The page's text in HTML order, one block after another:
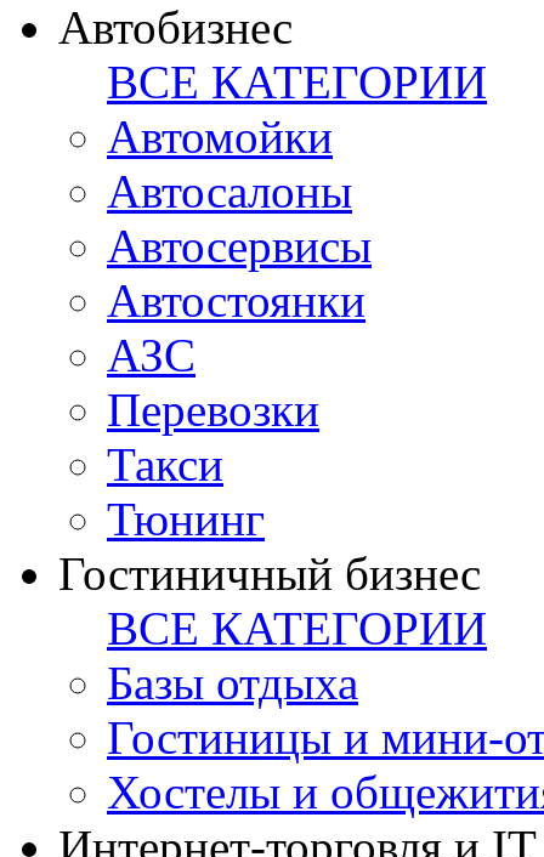
Автобизнес
ВСЕ КАТЕГОРИИ
Автомойки
Автосалоны
Автосервисы
Автостоянки
АЗС
Перевозки
Такси
Тюнинг
Гостиничный бизнес
ВСЕ КАТЕГОРИИ
Базы отдыха
Гостиницы и мини-
Хостелы и